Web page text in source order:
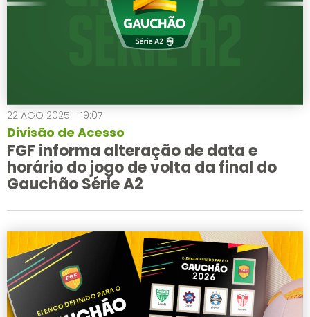
22 AGO 2025 - 19:07
Divisão de Acesso
FGF informa alteração de data e
horário do jogo de volta da final do
Gauchão Série A2